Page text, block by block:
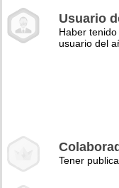
Usuario
Haber
usuario del
Tener